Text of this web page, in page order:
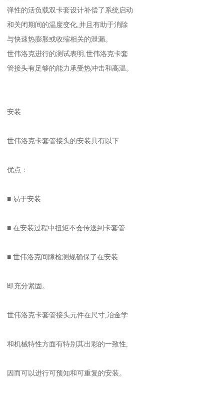
弹性的活负载双卡套设计补偿了系统启动
和关闭期间的温度变化,并且有助于消除
与快速热膨胀或收缩相关的泄漏。
世伟洛克进行的测试表明,世伟洛克卡套
管接头有足够的能力承受热冲击和高温。
安装
世伟洛克卡套管接头的安装具有以下
优点：
■ 易于安装
■ 在安装过程中扭矩不会传送到卡套管
■ 世伟洛克间隙检测规确保了在安装
即充分紧固。
世伟洛克卡套管接头元件在尺寸,冶金学
和机械特性方面有特别其出彩的一致性,
因而可以进行可预知和可重复的安装。